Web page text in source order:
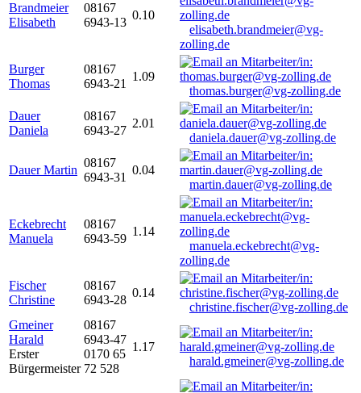
Brandmeier
Elisabeth
08167
6943-13
0.10
elisabeth.brandmeier@vg-
zolling.de
Burger
Thomas
08167
6943-21
1.09
thomas.burger@vg-zolling.de
Dauer
Daniela
08167
6943-27
2.01
daniela.dauer@vg-zolling.de
Dauer Martin
08167
6943-31
0.04
martin.dauer@vg-zolling.de
Eckebrecht
Manuela
08167
6943-59
1.14
manuela.eckebrecht@vg-
zolling.de
Fischer
Christine
08167
6943-28
0.14
christine.fischer@vg-zolling.de
Gmeiner
Harald
Erster
Bürgermeister
08167
6943-47
0170 65
72 528
1.17
harald.gmeiner@vg-zolling.de